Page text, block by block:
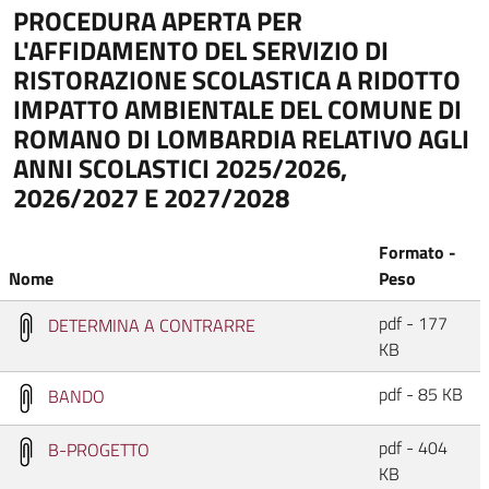
PROCEDURA APERTA PER
L'AFFIDAMENTO DEL SERVIZIO DI
RISTORAZIONE SCOLASTICA A RIDOTTO
IMPATTO AMBIENTALE DEL COMUNE DI
ROMANO DI LOMBARDIA RELATIVO AGLI
ANNI SCOLASTICI 2025/2026,
2026/2027 E 2027/2028
Nome
Formato -
Peso
DETERMINA A CONTRARRE
pdf - 177
KB
BANDO
pdf - 85 KB
B-PROGETTO
pdf - 404
KB